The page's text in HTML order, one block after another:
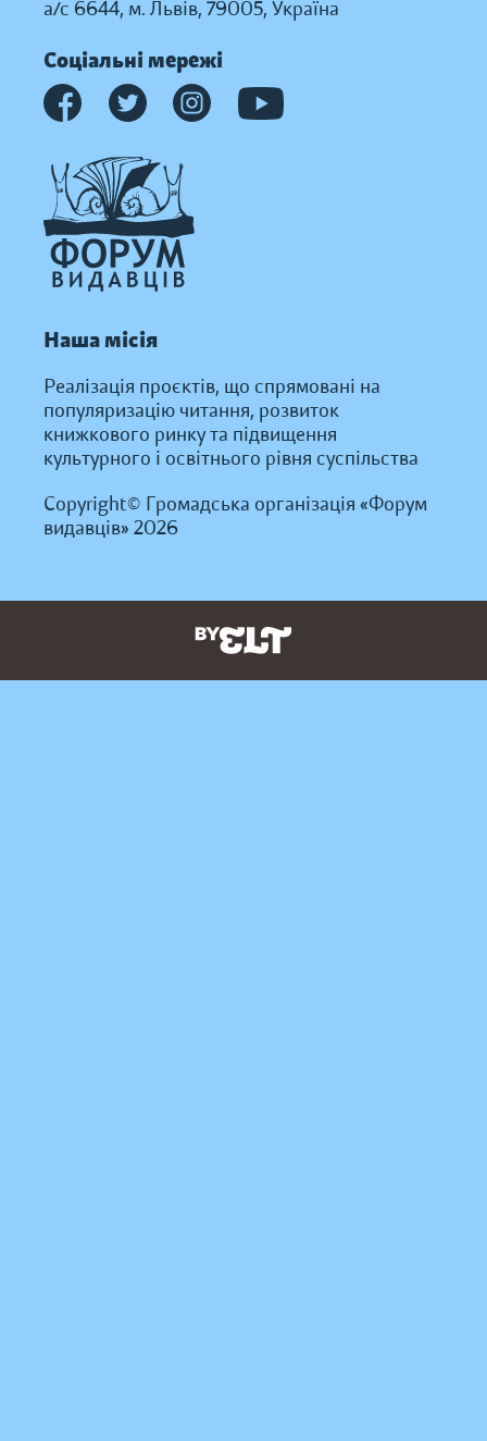
а/с 6644, м. Львів, 79005, Україна
Соціальні мережі
Наша місія
Реалізація проєктів, що спрямовані на
популяризацію читання, розвиток
книжкового ринку та підвищення
культурного і освітнього рівня суспільства
Copyright© Громадська організація «Форум
видавців» 2026